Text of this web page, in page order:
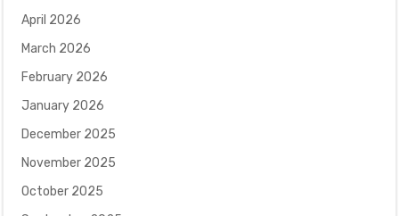
April 2026
March 2026
February 2026
January 2026
December 2025
November 2025
October 2025